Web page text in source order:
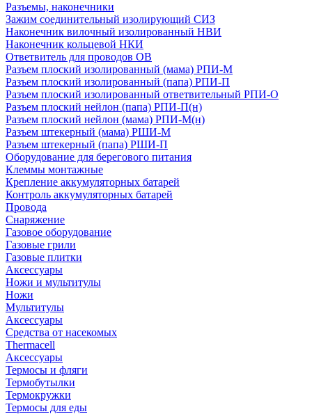
Разъемы, наконечники
Зажим соединительный изолирующий СИЗ
Наконечник вилочный изолированный НВИ
Наконечник кольцевой НКИ
Ответвитель для проводов ОВ
Разъем плоский изолированный (мама) РПИ-М
Разъем плоский изолированный (папа) РПИ-П
Разъем плоский изолированный ответвительный РПИ-О
Разъем плоский нейлон (папа) РПИ-П(н)
Разъем плоский нейлон (мама) РПИ-М(н)
Разъем штекерный (мама) РШИ-М
Разъем штекерный (папа) РШИ-П
Оборудование для берегового питания
Клеммы монтажные
Крепление аккумуляторных батарей
Контроль аккумуляторных батарей
Провода
Снаряжение
Газовое оборудование
Газовые грили
Газовые плитки
Аксессуары
Ножи и мультитулы
Ножи
Мультитулы
Аксессуары
Средства от насекомых
Thermacell
Аксессуары
Термосы и фляги
Термобутылки
Термокружки
Термосы для еды